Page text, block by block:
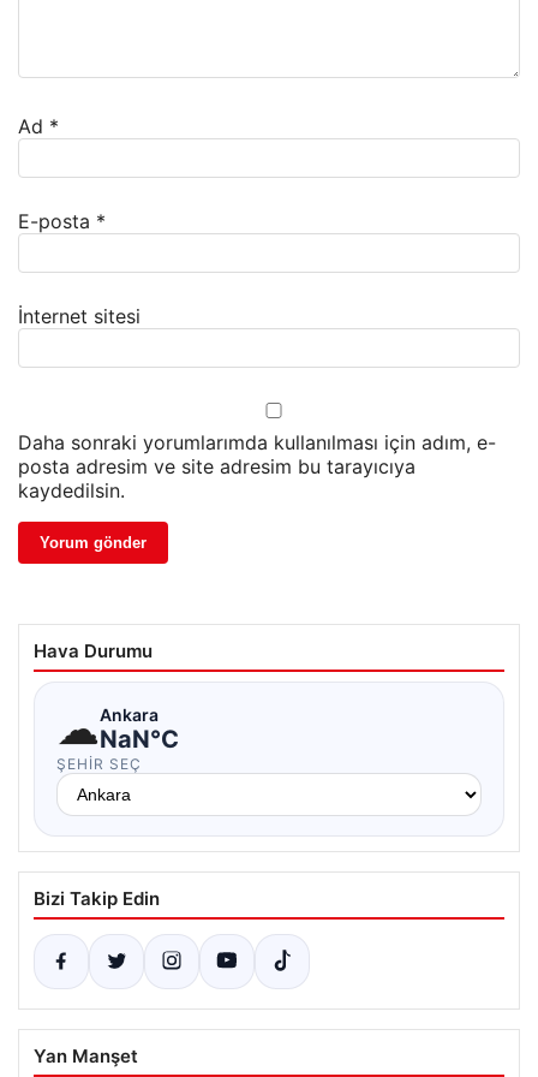
Ad *
E-posta *
İnternet sitesi
Daha sonraki yorumlarımda kullanılması için adım, e-
posta adresim ve site adresim bu tarayıcıya
kaydedilsin.
Hava Durumu
☁Ankara
NaN°C
ŞEHIR SEÇ
Bizi Takip Edin
Yan Manşet